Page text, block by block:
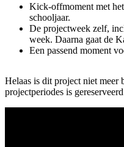
Kick-offmoment met
schooljaar.
De projectweek zelf,
week. Daarna gaat de
Een passend moment
Helaas is dit project niet meer
projectperiodes is